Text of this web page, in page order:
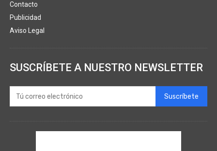
Contacto
Publicidad
Aviso Legal
SUSCRÍBETE A NUESTRO NEWSLETTER
Suscríbete